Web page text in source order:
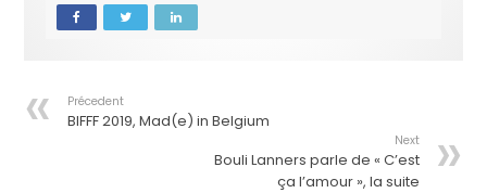
Précedent
BIFFF 2019, Mad(e) in Belgium
Next
Bouli Lanners parle de « C’est
ça l’amour », la suite